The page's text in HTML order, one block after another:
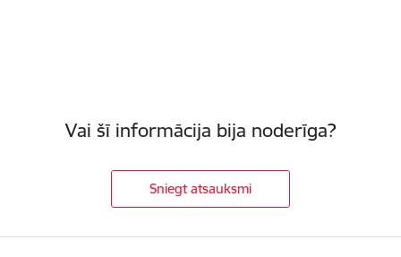
Vai šī informācija bija noderīga?
Sniegt atsauksmi